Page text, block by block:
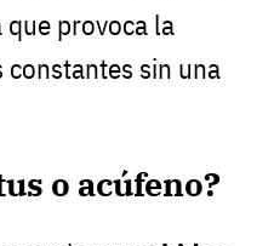
provoca la
sin una
o acúfeno?